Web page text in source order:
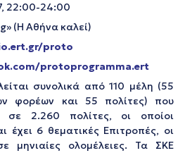
22:00-24:00
(Η Αθήνα καλεί)
proto
protoprogramma.ert
συνολικά από 110 μέλη (55
φορέων και 55 πολίτες) που
σε 2.260 πολίτες, οι οποίοι
έχει 6 θεματικές Επιτροπές, οι
μηνιαίες ολομέλειες. Τα ΣΚΕ